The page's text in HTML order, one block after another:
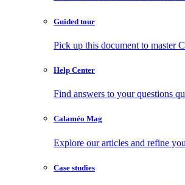
Guided tour
Pick up this document to master
Help Center
Find answers to your questions
Calaméo Mag
Explore our articles and refine
Case studies